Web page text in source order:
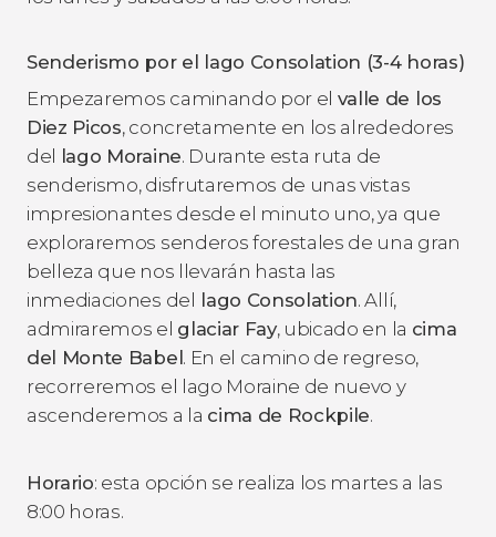
Senderismo por el lago Consolation (3-4 horas)
Empezaremos caminando por el valle de los
Diez Picos, concretamente en los alrededores
del lago Moraine. Durante esta ruta de
senderismo, disfrutaremos de unas vistas
impresionantes desde el minuto uno, ya que
exploraremos senderos forestales de una gran
belleza que nos llevarán hasta las
inmediaciones del lago Consolation. Allí,
admiraremos el glaciar Fay, ubicado en la cima
del Monte Babel. En el camino de regreso,
recorreremos el lago Moraine de nuevo y
ascenderemos a la cima de Rockpile.
Horario: esta opción se realiza los martes a las
8:00 horas.